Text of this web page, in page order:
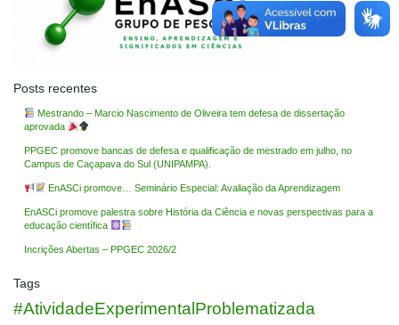
Posts recentes
Mestrando – Marcio Nascimento de Oliveira tem defesa de dissertação
aprovada
PPGEC promove bancas de defesa e qualificação de mestrado em julho, no
Campus de Caçapava do Sul (UNIPAMPA).
EnASCi promove… Seminário Especial: Avaliação da Aprendizagem
EnASCi promove palestra sobre História da Ciência e novas perspectivas para a
educação científica
Incrições Abertas – PPGEC 2026/2
Tags
#AtividadeExperimentalProblematizada